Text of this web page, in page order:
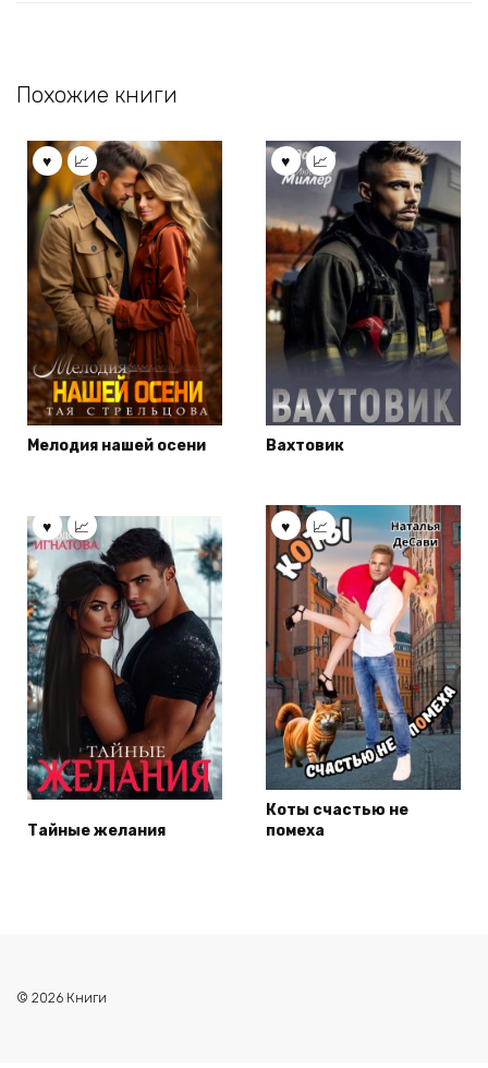
Похожие книги
Мелодия нашей осени Вахтовик
Тайные желания
Коты счастью не
помеха
© 2026 Книги